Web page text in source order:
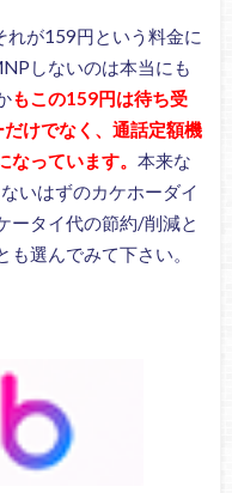
が159円という料金に
しないのは本当にも
もこの159円は待ち受
けでなく、通話定額機
っています。 本来な
いはずのカケホーダイ
ータイ代の節約/削減と
選んでみて下さい。